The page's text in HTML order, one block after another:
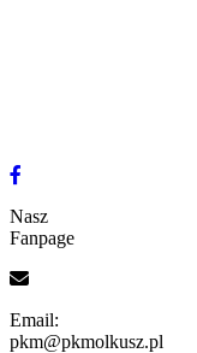
Nasz
Fanpage
Email:
pkm@pkmolkusz.pl